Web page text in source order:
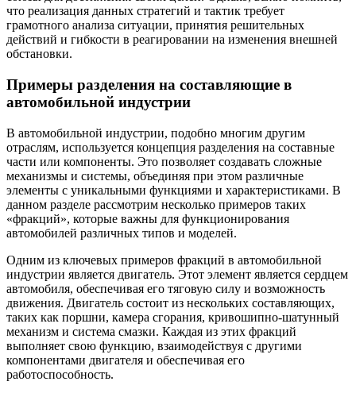
что реализация данных стратегий и тактик требует
грамотного анализа ситуации, принятия решительных
действий и гибкости в реагировании на изменения внешней
обстановки.
Примеры разделения на составляющие в
автомобильной индустрии
В автомобильной индустрии, подобно многим другим
отраслям, используется концепция разделения на составные
части или компоненты. Это позволяет создавать сложные
механизмы и системы, объединяя при этом различные
элементы с уникальными функциями и характеристиками. В
данном разделе рассмотрим несколько примеров таких
«фракций», которые важны для функционирования
автомобилей различных типов и моделей.
Одним из ключевых примеров фракций в автомобильной
индустрии является двигатель. Этот элемент является сердцем
автомобиля, обеспечивая его тяговую силу и возможность
движения. Двигатель состоит из нескольких составляющих,
таких как поршни, камера сгорания, кривошипно-шатунный
механизм и система смазки. Каждая из этих фракций
выполняет свою функцию, взаимодействуя с другими
компонентами двигателя и обеспечивая его
работоспособность.